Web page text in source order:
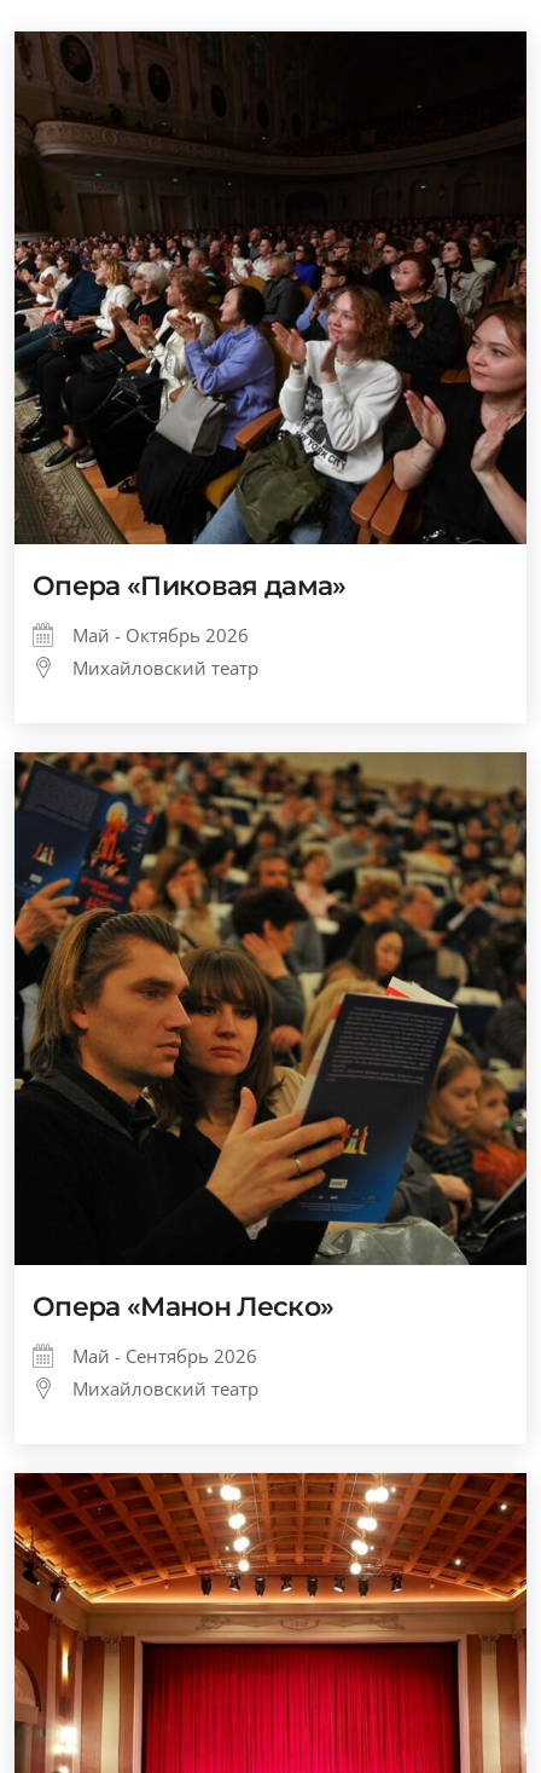
Опера «Пиковая дама»
Май - Октябрь 2026
Михайловский театр
Опера «Манон Леско»
Май - Сентябрь 2026
Михайловский театр